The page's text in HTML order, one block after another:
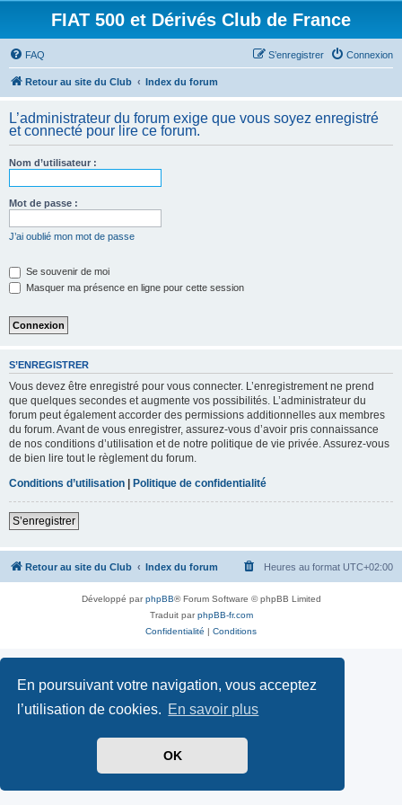
En poursuivant votre navigation, vous acceptez
l’utilisation de cookies. En savoir plus
OK
FIAT 500 et Dérivés Club de France
FAQ Connexion
S’enregistrer
Retour au site du Club Index du forum
L’administrateur du forum exige que vous soyez enregistré
et connecté pour lire ce forum.
Nom d’utilisateur :
Mot de passe :
J’ai oublié mon mot de passe
Se souvenir de moi
Masquer ma présence en ligne pour cette session
S’ENREGISTRER
Vous devez être enregistré pour vous connecter. L’enregistrement ne prend
que quelques secondes et augmente vos possibilités. L’administrateur du
forum peut également accorder des permissions additionnelles aux membres
du forum. Avant de vous enregistrer, assurez-vous d’avoir pris connaissance
de nos conditions d’utilisation et de notre politique de vie privée. Assurez-vous
de bien lire tout le règlement du forum.
Conditions d’utilisation | Politique de confidentialité
S’enregistrer
Retour au site du Club Index du forum Heures au format UTC+02:00
Développé parphpBB® Forum Software © phpBB Limited
Traduit parphpBB-fr.com
Confidentialité | Conditions